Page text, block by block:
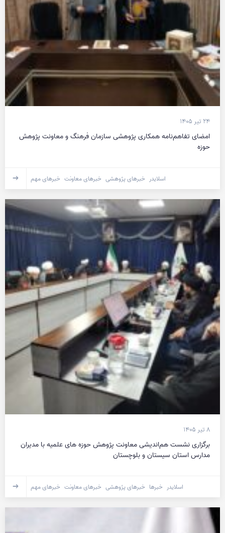
۲۴ تیر ۱۴۰۵
امضای تفاهم‌نامه همکاری پژوهشی سازمان فرهنگ و معاونت پژوهش
حوزه
اسلایدر خبرهای پژوهشی خبرهای معاونت خبرهای مهم
۸ تیر ۱۴۰۵
برگزاری نشست هم‌اندیشی معاونت پژوهش حوزه های علمیه با مدیران
مدارس استان سیستان و بلوچستان
اسلایدر خبرها خبرهای پژوهشی خبرهای معاونت خبرهای مهم